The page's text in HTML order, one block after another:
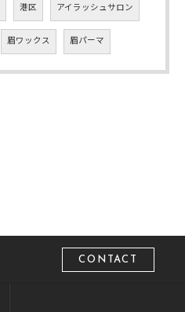
港区 アイラッシュサロン
眉ワックス 眉パーマ
CONTACT